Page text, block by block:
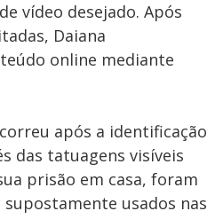
vídeo desejado. Após
Daiana
online mediante
após a identificação
das tatuagens visíveis
prisão em casa, foram
usados nas